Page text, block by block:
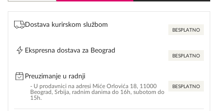
količina
Dostava kurirskom službom
BESPLATNO
Ekspresna dostava za Beograd
BESPLATNO
Preuzimanje u radnji
- U prodavnici na adresi Miće Orlovića 18, 11000
Beograd, Srbija, radnim danima do 16h, subotom do
15h.
BESPLATNO